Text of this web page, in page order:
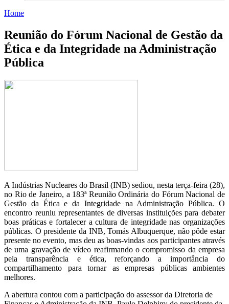
Home
Reunião do Fórum Nacional de Gestão da
Ética e da Integridade na Administração
Pública
A Indústrias Nucleares do Brasil (INB) sediou, nesta terça-feira (28),
no Rio de Janeiro, a 183ª Reunião Ordinária do Fórum Nacional de
Gestão da Ética e da Integridade na Administração Pública. O
encontro reuniu representantes de diversas instituições para debater
boas práticas e fortalecer a cultura de integridade nas organizações
públicas. O presidente da INB, Tomás Albuquerque, não pôde estar
presente no evento, mas deu as boas-vindas aos participantes através
de uma gravação de vídeo reafirmando o compromisso da empresa
pela transparência e ética, reforçando a importância do
compartilhamento para tornar as empresas públicas ambientes
melhores.
A abertura contou com a participação do assessor da Diretoria de